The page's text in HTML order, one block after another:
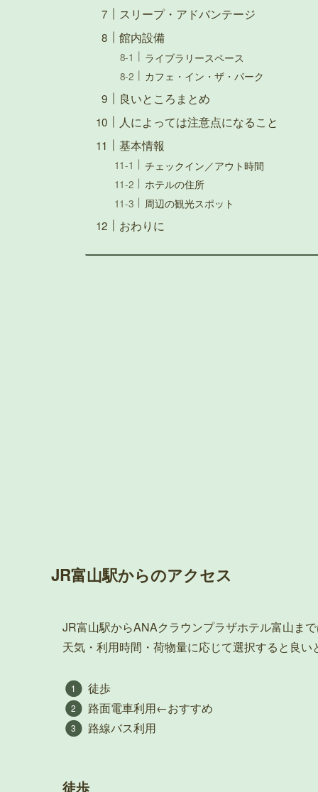
スリープ・アドバンテージ
館内設備
ライブラリースペース
カフェ・イン・ザ・パーク
良いところまとめ
人によっては注意点になること
基本情報
チェックイン／アウト時間
ホテルの住所
周辺の観光スポット
おわりに
JR富山駅からのアクセス
JR富山駅からANAクラウンプラザホテル富山ま
天気・利用時間・荷物量に応じて選択すると良い
徒歩
路面電車利用←おすすめ
路線バス利用
徒歩